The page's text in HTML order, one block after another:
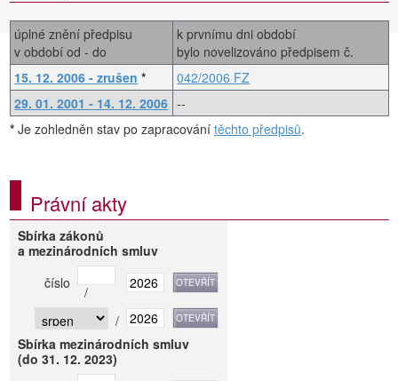
úplné znění předpisu
v období od - do
k prvnímu dni období
bylo novelizováno předpisem č.
15. 12. 2006 - zrušen *
042/2006 FZ
29. 01. 2001 - 14. 12. 2006 --
* Je zohledněn stav po zapracování těchto předpisů.
Právní akty
Sbírka zákonů
a mezinárodních smluv
číslo
/
/
Sbírka mezinárodních smluv
(do 31. 12. 2023)